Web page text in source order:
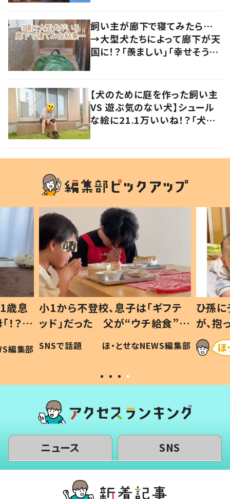
飼い主が廊下で寝てみたら…
→大型犬たちによって廊下が天
国に！？「羨ましい」「幸せそう」
【犬のために庭を作った飼い主
VS 遊ぶ気のない犬】シュール
な絵に21.1万いいね！？「犬の
歳息
？」
編集部
小1から不登校、息子は「ギフテ
ッド」だった 父が“ウチ給食”を
作り続ける理由とは #令和の親
#令和の子
SNSで話題 ほ・とせなNEWS編集部
ひ孫
が、
「涙が
い」
ニュース SNS